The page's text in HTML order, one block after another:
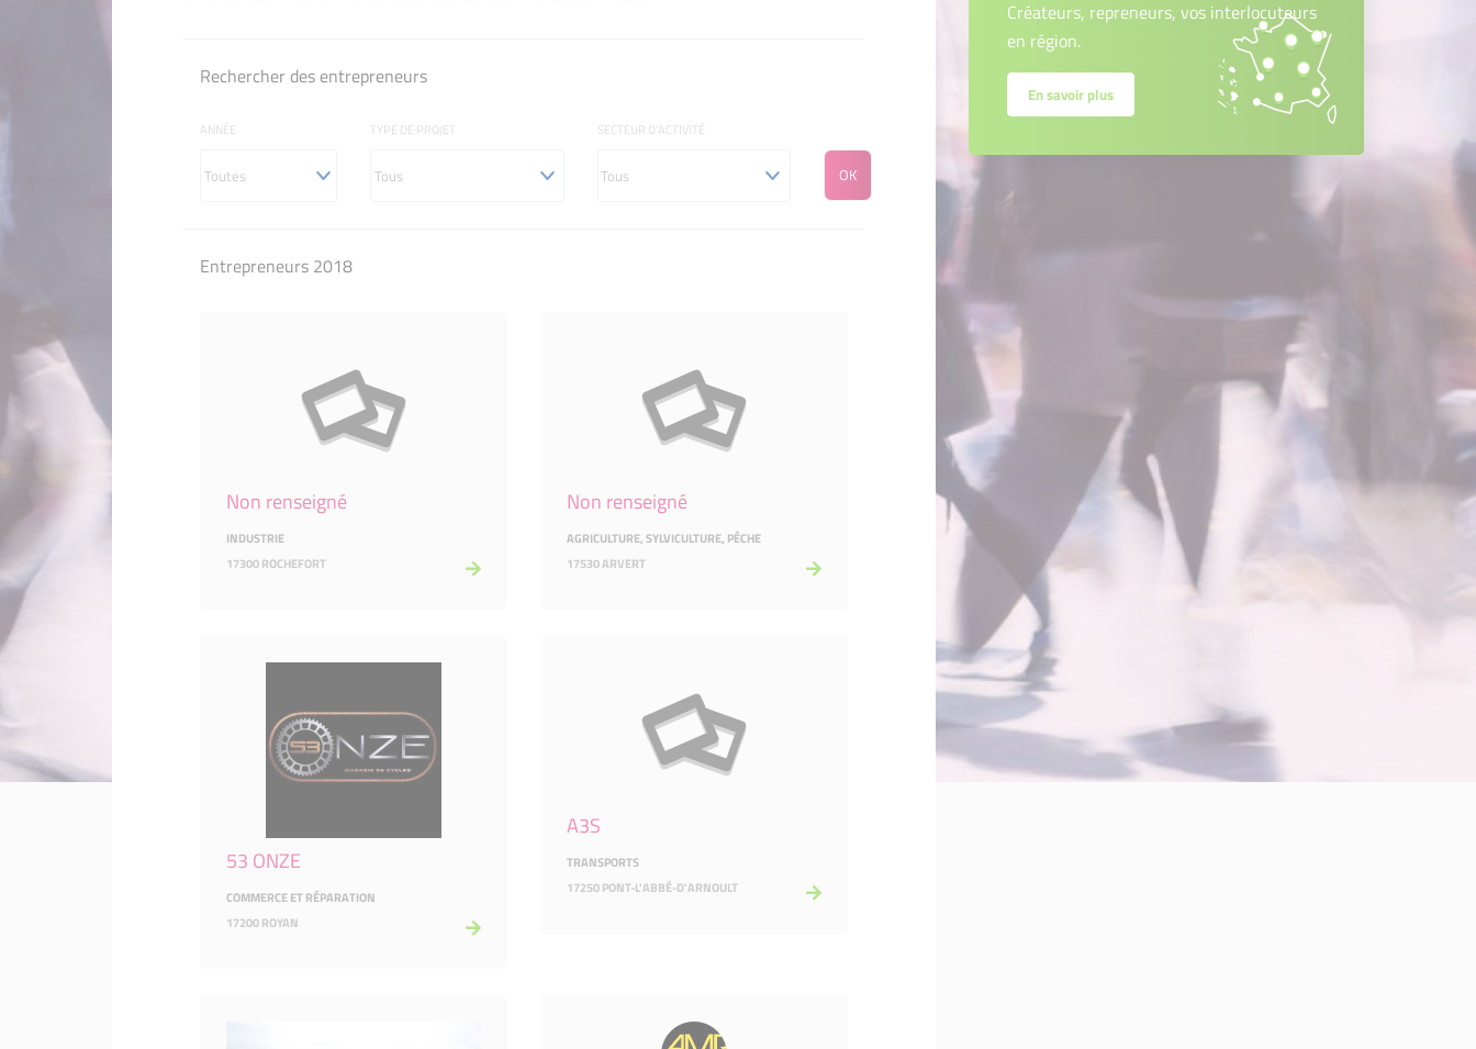
Rechercher des entrepreneurs
ANNÉE TYPE DE PROJET SECTEUR D'ACTIVITÉ
Entrepreneurs 2018
Non renseigné
INDUSTRIE
17300 ROCHEFORT
Non renseigné
AGRICULTURE, SYLVICULTURE, PÊCHE
17530 ARVERT
53 ONZE
COMMERCE ET RÉPARATION
17200 ROYAN
A3S
TRANSPORTS
17250 PONT-L'ABBÉ-D'ARNOULT
Créateurs, repreneurs, vos interlocuteurs
en région.
En savoir plus